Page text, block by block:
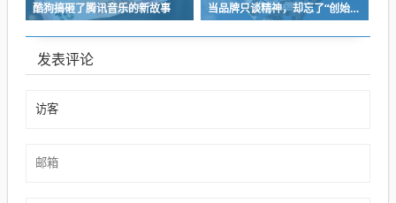
酷狗搞砸了腾讯音乐的新故事 当品牌只谈精神，却忘了“创始人思维”
发表评论